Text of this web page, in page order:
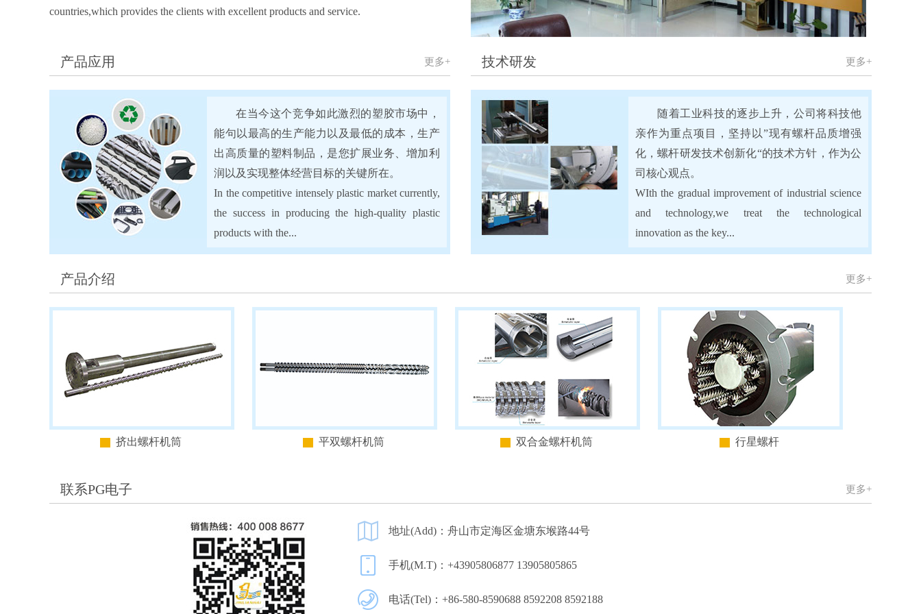
countries,which provides the clients with excellent products and service.
更多+
产品应用
在当今这个竞争如此激烈的塑胶市场中，
能句以最高的生产能力以及最低的成本，生产
出高质量的塑料制品，是您扩展业务、增加利
润以及实现整体经营目标的关键所在。
In the competitive intensely plastic market currently,
the success in producing the high-quality plastic
products with the...
更多+
技术研发
随着工业科技的逐步上升，公司将科技他
亲作为重点项目，坚持以”现有螺杆品质增强
化，螺杆研发技术创新化“的技术方针，作为公
司核心观点。
WIth the gradual improvement of industrial science
and technology,we treat the technological
innovation as the key...
更多+
产品介绍
挤出螺杆机筒 平双螺杆机筒 双合金螺杆机筒 行星螺杆
更多+
联系PG电子
地址(Add)：舟山市定海区金塘东堠路44号
手机(M.T)：+43905806877 13905805865
电话(Tel)：+86-580-8590688 8592208 8592188